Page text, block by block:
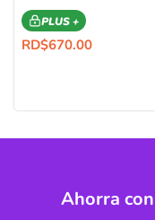
PLUS +
RD$670.00
Ahorra